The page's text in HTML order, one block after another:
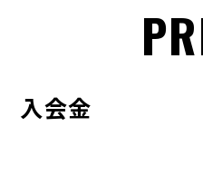
入会金